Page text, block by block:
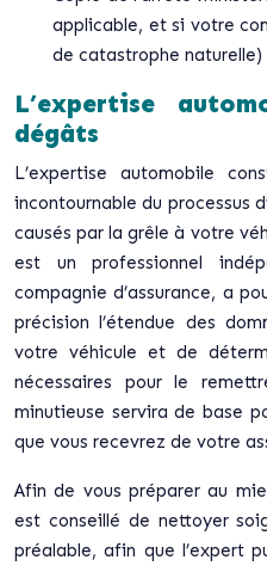
applicable, et si votre
de catastrophe naturelle)
L’expertise
dégâts
L’expertise automobile
incontournable du processus
causés par la grêle à votre
est un professionnel
compagnie d’assurance, a
précision l’étendue des
votre véhicule et de
nécessaires pour le
minutieuse servira de base
que vous recevrez de votre
Afin de vous préparer au
est conseillé de nettoyer
préalable, afin que l’expert